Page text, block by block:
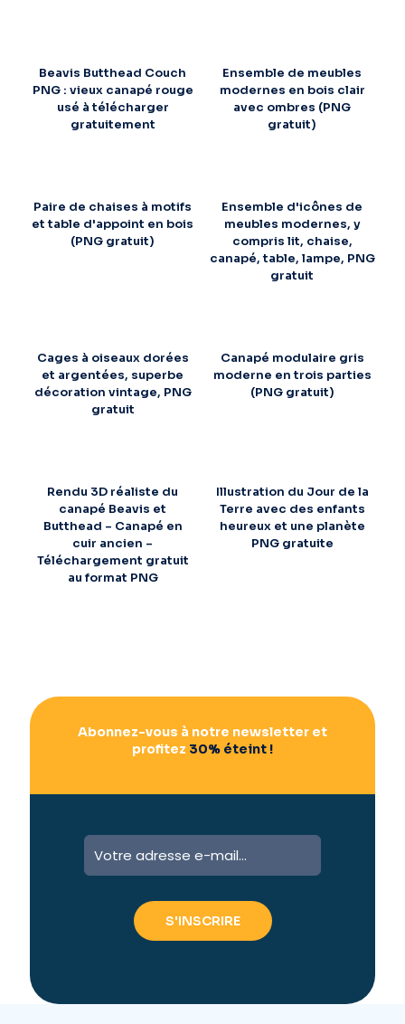
Beavis Butthead Couch
PNG : vieux canapé rouge
usé à télécharger
gratuitement
Ensemble de meubles
modernes en bois clair
avec ombres (PNG
gratuit)
Paire de chaises à motifs
et table d'appoint en bois
(PNG gratuit)
Ensemble d'icônes de
meubles modernes, y
compris lit, chaise,
canapé, table, lampe, PNG
gratuit
Cages à oiseaux dorées
et argentées, superbe
décoration vintage, PNG
gratuit
Canapé modulaire gris
moderne en trois parties
(PNG gratuit)
Rendu 3D réaliste du
canapé Beavis et
Butthead – Canapé en
cuir ancien –
Téléchargement gratuit
au format PNG
Illustration du Jour de la
Terre avec des enfants
heureux et une planète
PNG gratuite
Abonnez-vous à notre newsletter et
profitez 30% éteint !